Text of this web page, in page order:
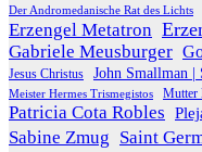
Der Andromedanische Rat des Lichts
Erzengel Metatron
Gabriele Meusburger
Jesus Christus John Smallman |
Meister Hermes Trismegistos Mutter
Patricia Cota Robles
Sabine Zmug Saint